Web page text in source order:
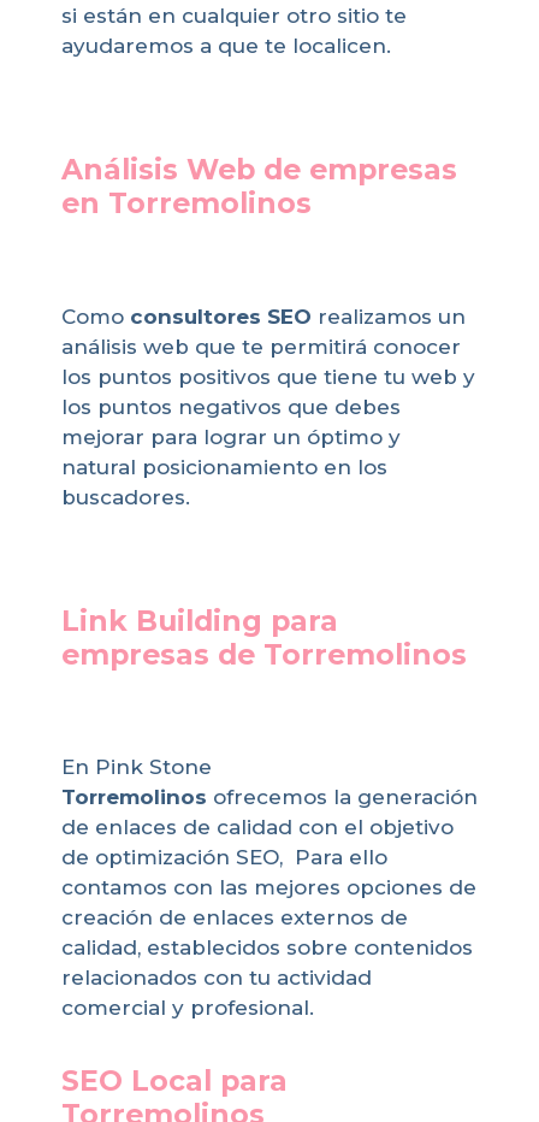
si están en cualquier otro sitio te
ayudaremos a que te localicen.
Análisis Web de empresas
en Torremolinos
Como consultores SEO realizamos un
análisis web que te permitirá conocer
los puntos positivos que tiene tu web y
los puntos negativos que debes
mejorar para lograr un óptimo y
natural posicionamiento en los
buscadores.
Link Building para
empresas de Torremolinos
En Pink Stone
Torremolinos ofrecemos la generación
de enlaces de calidad con el objetivo
de optimización SEO, Para ello
contamos con las mejores opciones de
creación de enlaces externos de
calidad, establecidos sobre contenidos
relacionados con tu actividad
comercial y profesional.
SEO Local para
Torremolinos